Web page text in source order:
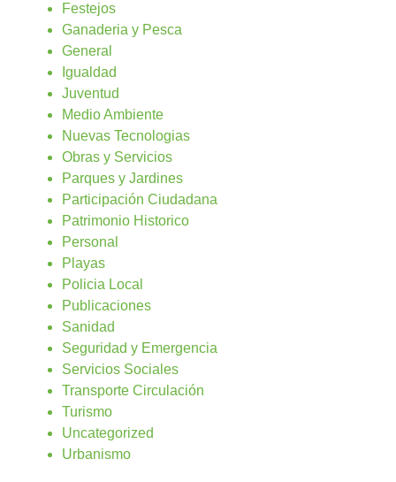
Festejos
Ganaderia y Pesca
General
Igualdad
Juventud
Medio Ambiente
Nuevas Tecnologias
Obras y Servicios
Parques y Jardines
Participación Ciudadana
Patrimonio Historico
Personal
Playas
Policia Local
Publicaciones
Sanidad
Seguridad y Emergencia
Servicios Sociales
Transporte Circulación
Turismo
Uncategorized
Urbanismo